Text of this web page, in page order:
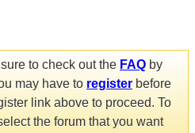
to check out the FAQ by
may have to register before
link above to proceed. To
the forum that you want